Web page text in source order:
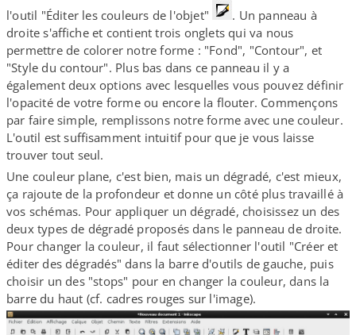
l'outil "Éditer les couleurs de l'objet"
. Un panneau à
droite s'affiche et contient trois onglets qui va nous
permettre de colorer notre forme : "Fond", "Contour", et
"Style du contour". Plus bas dans ce panneau il y a
également deux options avec lesquelles vous pouvez définir
l'opacité de votre forme ou encore la flouter. Commençons
par faire simple, remplissons notre forme avec une couleur.
L'outil est suffisamment intuitif pour que je vous laisse
trouver tout seul.
Une couleur plane, c'est bien, mais un dégradé, c'est mieux,
ça rajoute de la profondeur et donne un côté plus travaillé à
vos schémas. Pour appliquer un dégradé, choisissez un des
deux types de dégradé proposés dans le panneau de droite.
Pour changer la couleur, il faut sélectionner l'outil "Créer et
éditer des dégradés" dans la barre d'outils de gauche, puis
choisir un des "stops" pour en changer la couleur, dans la
barre du haut (cf. cadres rouges sur l'image).